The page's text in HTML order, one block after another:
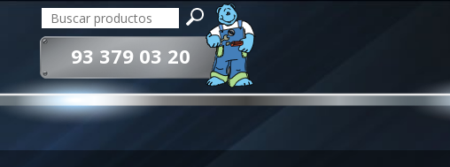
93 379 03 20